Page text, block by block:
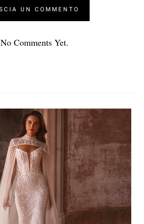
No Comments Yet.